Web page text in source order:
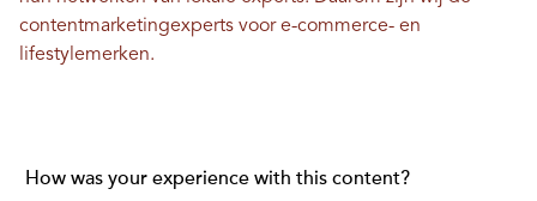
contentmarketingexperts voor e-commerce- en
lifestylemerken.